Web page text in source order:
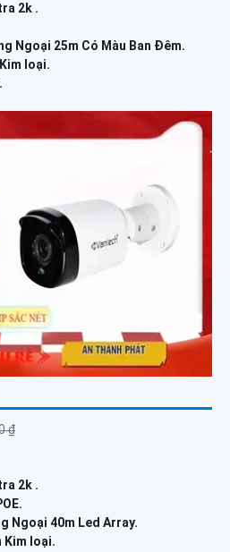
2k .
Ngoại 25m Có Màu Ban Ðêm.
loại.
₫
2k .
Ngoại 40m Led Array.
Kim loại.